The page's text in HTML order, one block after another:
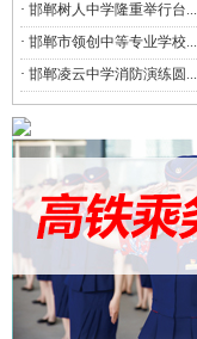
· 邯郸树人中学隆重举行台...
· 邯郸市领创中等专业学校...
· 邯郸凌云中学消防演练圆...